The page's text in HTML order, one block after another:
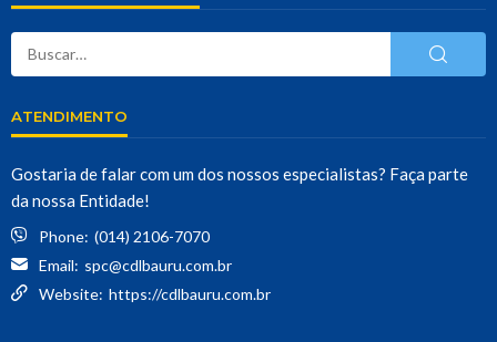
ATENDIMENTO
Gostaria de falar com um dos nossos especialistas? Faça parte
da nossa Entidade!
Phone: (014) 2106-7070
Email: spc@cdlbauru.com.br
Website: https://cdlbauru.com.br